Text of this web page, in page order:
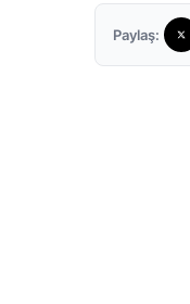
Paylaş: